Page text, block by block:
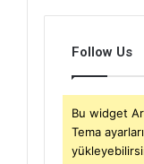
Follow Us
Bu widget
Tema